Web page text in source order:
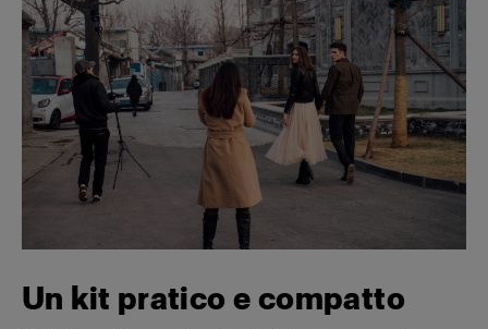
Un kit pratico e compatto